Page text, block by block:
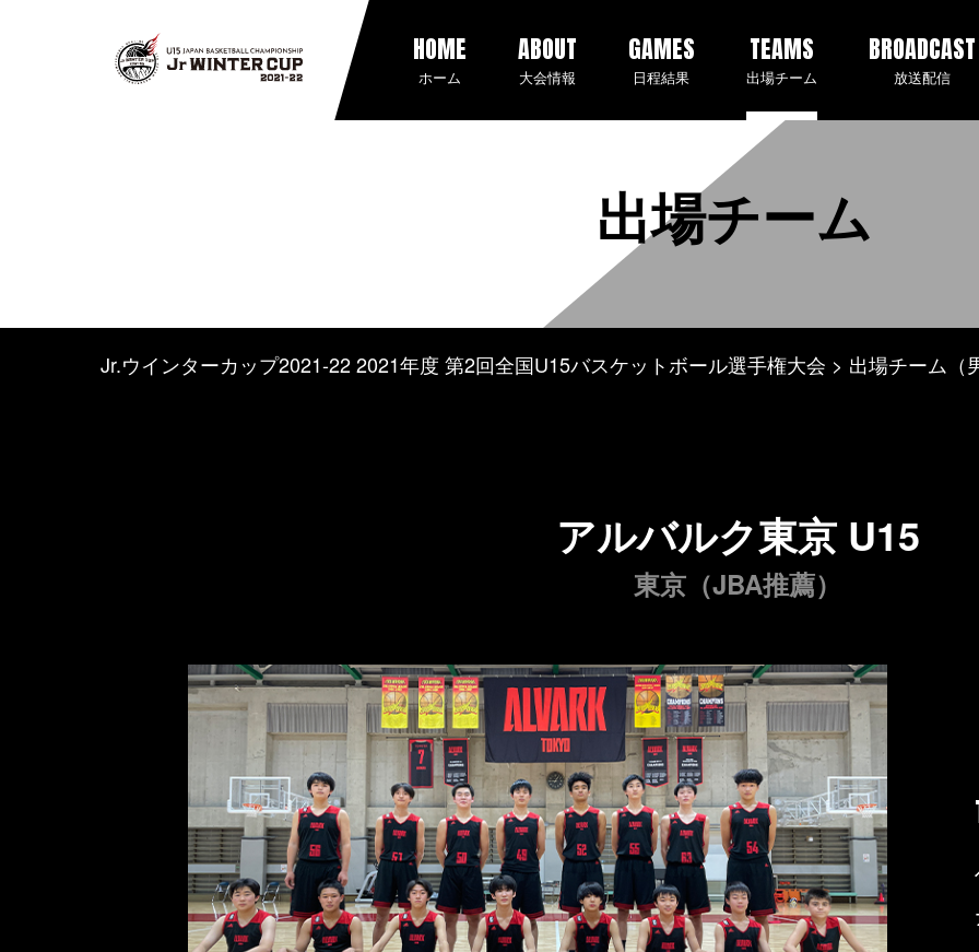
HOME
ホーム
ABOUT
大会情報
GAMES
日程結果
TEAMS
出場チーム
BROADCAST
放送配信
出場チーム
Jr.ウインターカップ2021-22 2021年度 第2回全国U15バスケットボール選手権大会 出場チーム（
アルバルク東京 U15
東京（JBA推薦）